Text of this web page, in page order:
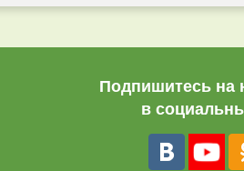
Подпишитесь на
в